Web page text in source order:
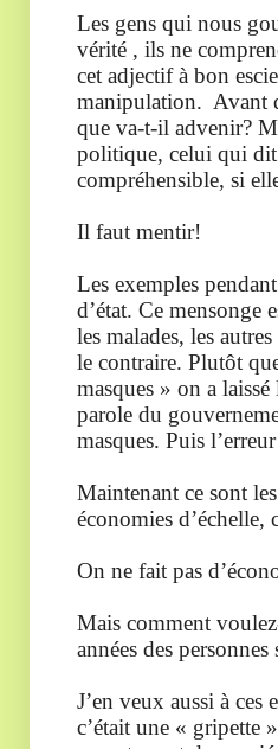
Les gens qui nous
vérité , ils ne
cet adjectif à bon
manipulation. Avant
que va-t-il advenir?
politique, celui qui dit
compréhensible, si
Il faut mentir!
Les exemples
d’état. Ce mensonge
les malades, les
le contraire. Plutôt
masques » on a
parole du
masques. Puis
Maintenant ce sont
économies d’échelle,
On ne fait pas
Mais comment
années des
J’en veux aussi à
c’était une « gripette